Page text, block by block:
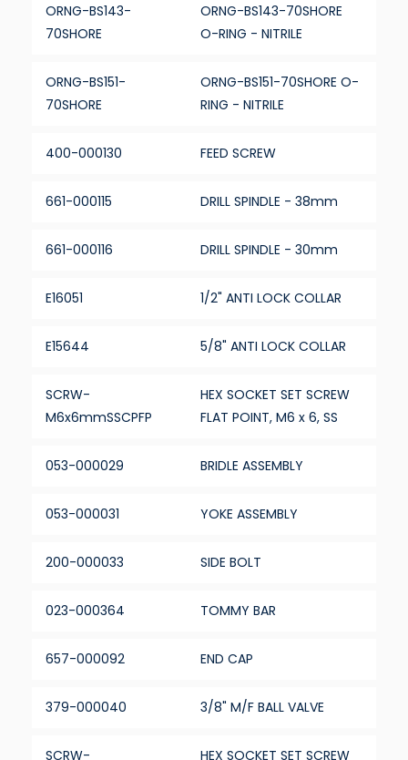
ORNG-BS143-
70SHORE
ORNG-BS143-70SHORE
O-RING - NITRILE
ORNG-BS151-
70SHORE
ORNG-BS151-70SHORE O-
RING - NITRILE
400-000130 FEED SCREW
661-000115 DRILL SPINDLE - 38mm
661-000116 DRILL SPINDLE - 30mm
E16051 1/2" ANTI LOCK COLLAR
E15644 5/8" ANTI LOCK COLLAR
SCRW-
M6x6mmSSCPFP
HEX SOCKET SET SCREW
FLAT POINT, M6 x 6, SS
053-000029 BRIDLE ASSEMBLY
053-000031 YOKE ASSEMBLY
200-000033 SIDE BOLT
023-000364 TOMMY BAR
657-000092 END CAP
379-000040 3/8" M/F BALL VALVE
SCRW- HEX SOCKET SET SCREW